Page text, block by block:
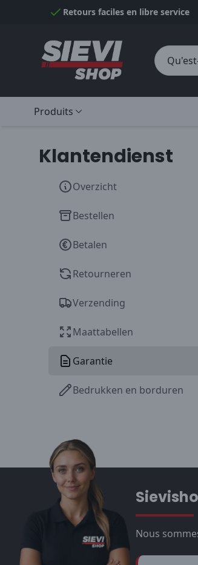
Passer au contenuRetours faciles en libre service
Produits
Klantendienst
Overzicht
Bestellen
Betalen
Retourneren
Verzending
Maattabellen
Garantie
Bedrukken en borduren
Nous